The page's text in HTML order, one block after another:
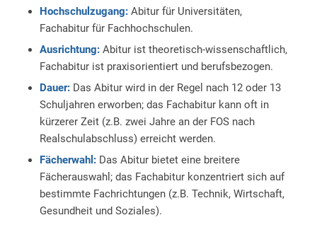
Hochschulzugang:Abitur für Universitäten,
Fachabitur für Fachhochschulen.
Ausrichtung:Abitur ist theoretisch-wissenschaftlich,
Fachabitur ist praxisorientiert und berufsbezogen.
Dauer:Das Abitur wird in der Regel nach 12 oder 13
Schuljahren erworben; das Fachabitur kann oft in
kürzerer Zeit (z.B. zwei Jahre an der FOS nach
Realschulabschluss) erreicht werden.
Fächerwahl:Das Abitur bietet eine breitere
Fächerauswahl; das Fachabitur konzentriert sich auf
bestimmte Fachrichtungen (z.B. Technik, Wirtschaft,
Gesundheit und Soziales).